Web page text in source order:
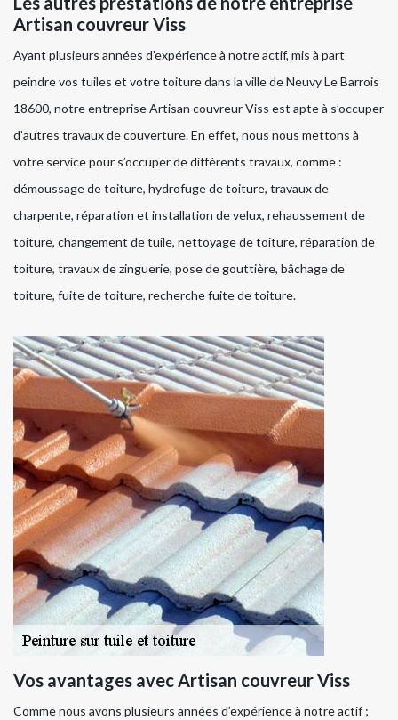
Artisan couvreur Viss
Ayant plusieurs années d’expérience à notre actif, mis à part
peindre vos tuiles et votre toiture dans la ville de Neuvy Le Barrois
18600, notre entreprise Artisan couvreur Viss est apte à s’occuper
d’autres travaux de couverture. En effet, nous nous mettons à
votre service pour s’occuper de différents travaux, comme :
démoussage de toiture, hydrofuge de toiture, travaux de
charpente, réparation et installation de velux, rehaussement de
toiture, changement de tuile, nettoyage de toiture, réparation de
toiture, travaux de zinguerie, pose de gouttière, bâchage de
toiture, fuite de toiture, recherche fuite de toiture.
Vos avantages avec Artisan couvreur Viss
Comme nous avons plusieurs années d’expérience à notre actif ;